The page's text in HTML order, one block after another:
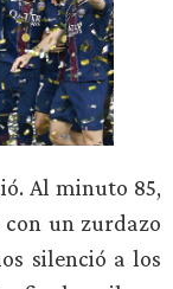
Al minuto 85,
con un zurdazo
silenció a los